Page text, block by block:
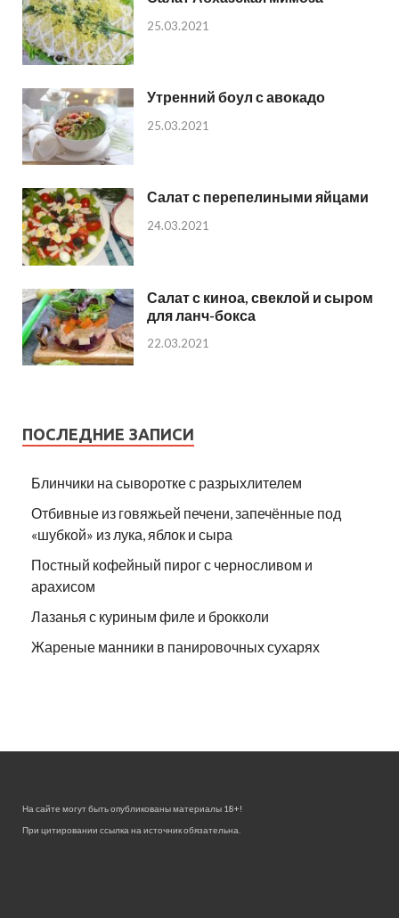
25.03.2021
Утренний боул с авокадо
25.03.2021
Салат с перепелиными яйцами
24.03.2021
Салат с киноа, свеклой и сыром
для ланч-бокса
22.03.2021
ПОСЛЕДНИЕ ЗАПИСИ
Блинчики на сыворотке с разрыхлителем
Отбивные из говяжьей печени, запечённые под
«шубкой» из лука, яблок и сыра
Постный кофейный пирог с черносливом и
арахисом
Лазанья с куриным филе и брокколи
Жареные манники в панировочных сухарях
На сайте могут быть опубликованы материалы 18+!
При цитировании ссылка на источник обязательна.